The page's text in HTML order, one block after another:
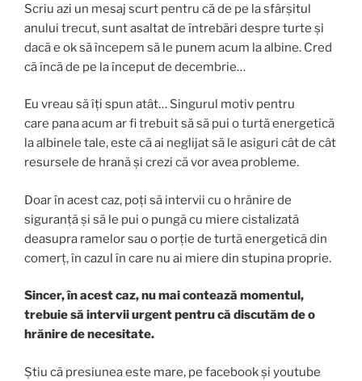
Scriu azi un mesaj scurt pentru că de pe la sfârșitul
anului trecut, sunt asaltat de întrebări despre turte și
dacă e ok să începem să le punem acum la albine. Cred
că încă de pe la început de decembrie…
Eu vreau să îți spun atât… Singurul motiv pentru
care pana acum ar fi trebuit să să pui o turtă energetică
la albinele tale, este că ai neglijat să le asiguri cât de cât
resursele de hrană și crezi că vor avea probleme.
Doar în acest caz, poți să intervii cu o hrănire de
siguranță și să le pui o pungă cu miere cistalizată
deasupra ramelor sau o porție de turtă energetică din
comerț, în cazul în care nu ai miere din stupina proprie.
Sincer, în acest caz, nu mai contează momentul,
trebuie să intervii urgent pentru că discutăm de o
hrănire de necesitate.
Știu că presiunea este mare, pe facebook și youtube